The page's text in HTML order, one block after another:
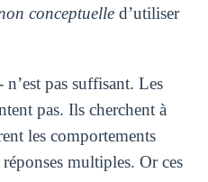
conceptuelled’utiliser
pas suffisant. Les
pas. Ils cherchent à
les comportements
multiples. Or ces